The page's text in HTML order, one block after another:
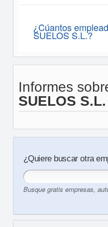
¿Cúantos
SUELOS S.L.?
Informes
SUELOS S.L.
¿Quiere buscar otra
Busque gratis empresas,